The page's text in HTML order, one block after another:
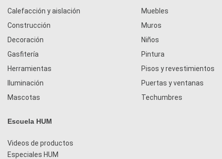
Calefacción y aislación
Construcción
Decoración
Gasfitería
Herramientas
Iluminación
Mascotas
Muebles
Muros
Niños
Pintura
Pisos y revestimientos
Puertas y ventanas
Techumbres
Escuela HUM
Videos de productos
Especiales HUM